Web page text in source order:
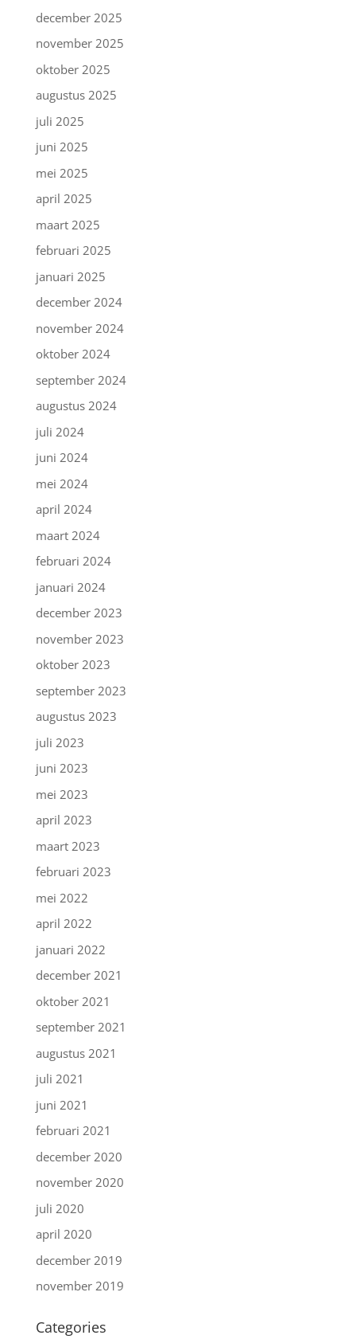
december 2025
november 2025
oktober 2025
augustus 2025
juli 2025
juni 2025
mei 2025
april 2025
maart 2025
februari 2025
januari 2025
december 2024
november 2024
oktober 2024
september 2024
augustus 2024
juli 2024
juni 2024
mei 2024
april 2024
maart 2024
februari 2024
januari 2024
december 2023
november 2023
oktober 2023
september 2023
augustus 2023
juli 2023
juni 2023
mei 2023
april 2023
maart 2023
februari 2023
mei 2022
april 2022
januari 2022
december 2021
oktober 2021
september 2021
augustus 2021
juli 2021
juni 2021
februari 2021
december 2020
november 2020
juli 2020
april 2020
december 2019
november 2019
Categories